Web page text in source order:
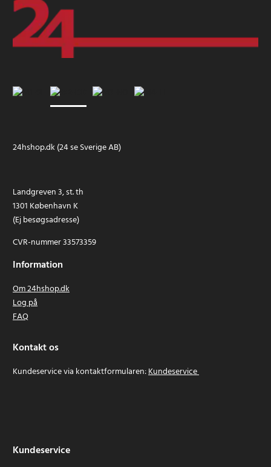
24hshop.dk (24 se Sverige AB)
Landgreven 3, st. th
1301 København K
(Ej besøgsadresse)
CVR-nummer 33573359
Information
Om 24hshop.dk
Log på
FAQ
Kontakt os
Kundeservice via kontaktformularen:Kundeservice
Kundeservice